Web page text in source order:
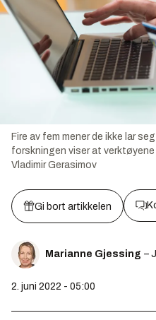
Fire av fem mener de ikke lar
forskningen viser at verktøyene
Vladimir Gerasimov
Gi bort artikkelen
Marianne Gjessing –
2. juni 2022 - 05:00